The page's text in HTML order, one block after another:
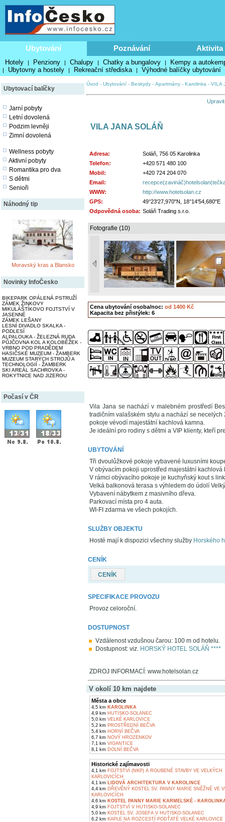
Ubytování Poznávání Aktivita
Hotely | Penziony | Chalupy | Chatky a bungalovy | Kempy a
| Ubytovny a hostely | Rekreační střediska | Výhodné balíčky ubytování
Ubytovací balíčky
Jarní pobyty
Letní dovolená
Podzim levněji
Zimní dovolená
Wellness pobyty
Aktivní pobyty
Romantika pro dva
S dětmi
Senioři
Náhodný tip
Moravský kras a Blansko
Novinky InfoČesko
BIKEPARK OPÁLENÁ PSTRUŽÍ
ZÁMEK ŽINKOVY
MIKULÁŠTÍKOVO FOJTSTVÍ V
JASENNÉ
ZÁMEK LEŠANY
LESNÍ DIVADLO SKALKA -
PODLESÍ
ALPALOUKA - ŽELEZNÁ RUDA
PŮJČOVNA KOL A KOLOBĚŽEK -
VRBNO POD PRADĚDEM
HASIČSKÉ MUZEUM - ŽAMBERK
MUZEUM STARÝCH STROJŮ A
TECHNOLOGIÍ - ŽAMBERK
SKI AREÁL SACHROVKA -
ROKYTNICE NAD JIZEROU
Počasí v ČR
Úvod - Ubytování - Beskydy - Apartmány - Karolinka - VILA
VILA JANA SOLÁŇ
Adresa:
Soláň, 756 05 Karolinka
Telefon:
+420 571 480 100
Mobil:
+420 724 204 070
Email:
WWW:
http://www.hotelsolan.cz
GPS:
49°23'27,970"N, 18°14'54,680"E
Odpovědná osoba: Soláň Trading s.r.o.
Fotografie (10)
Cena ubytování osoba/noc: od 1400 Kč
Kapacita bez přistýlek: 6
Vila Jana se nachází v malebném prostředí
tradičním valašském stylu a nachází se
pokoje vévodí majestátní kachlová kamna.
Je ideální pro rodiny s dětmi a VIP klienty, kteří
UBYTOVÁNÍ
Tři dvoulůžkové pokoje vybavené luxusními
V obývacím pokoji uprostřed majestátní kachlová
V rámci obývacího pokoje je kuchyňský kout s
Velká balkonová terasa s výhledem do údolí
Vybavení nábytkem z masivního dřeva.
Parkovací místa pro 4 auta.
WI-FI zdarma ve všech pokojích.
SLUŽBY OBJEKTU
Hosté mají k dispozici všechny služby Horského
CENÍK
CENÍK
SPECIFIKACE PROVOZU
Provoz celoroční.
DOSTUPNOST
Vzdálenost vzdušnou čarou: 100 m od hotelu.
Dostupnost: viz. HORSKÝ HOTEL SOLÁŇ ****
ZDROJ INFORMACÍ: www.hotelsolan.cz
V okolí 10 km najdete
Města a obce
4,5 km KAROLINKA
4,9 km HUTISKO-SOLANEC
5,0 km VELKÉ KARLOVICE
5,2 km PROSTŘEDNÍ BEČVA
5,4 km HORNÍ BEČVA
6,7 km NOVÝ HROZENKOV
7,1 km VIGANTICE
8,1 km DOLNÍ BEČVA
Historické zajímavosti
4,1 km FOJTSTVÍ (NKP) A ROUBENÉ STAVBY VE VELKÝCH
KARLOVICÍCH
4,1 km LIDOVÁ ARCHITEKTURA V KAROLINCE
4,4 km DŘEVĚNÝ KOSTEL SV. PANNY MARIE SNĚŽNÉ VE
KARLOVICÍCH
4,6 km KOSTEL PANNY MARIE KARMELSKÉ -
4,9 km FOJTSTVÍ V HUTISKO-SOLANEC
5,0 km KOSTEL SV. JOSEFA V HUTISKO-SOLANEC
6,2 km KAPLE NA ROZCESTÍ PODŤATÉ VELKÉ KARLOVICE